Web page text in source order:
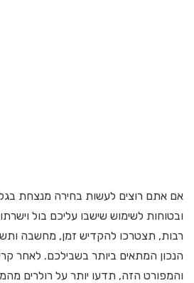
אם אתם רוצים לעשות בחירה מנצחת
ובטוחות לשימוש שישבו עליכם בול
רבות, תצטרכו להקדיש זמן, מחשבה
הנכון המתאים ביותר בשבילכם. לאחר
והמפורט הזה, תדעו יותר על רולרים